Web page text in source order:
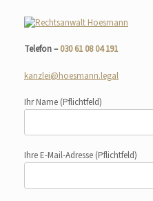
Telefon –030 61 08 04 191
kanzlei@hoesmann.legal
Ihr Name (Pflichtfeld)
Ihre E-Mail-Adresse (Pflichtfeld)